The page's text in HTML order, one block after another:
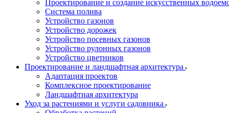
Проектирование и создание искусственных
Система полива
Устройство газонов
Устройство дорожек
Устройство посевных газонов
Устройство рулонных газонов
Устройство цветников
Проектирование и ландшафтная архитектура
Адаптация проектов
Комплексное проектирование
Ландшафтная архитектура
Уход за растениями и услуги садовника